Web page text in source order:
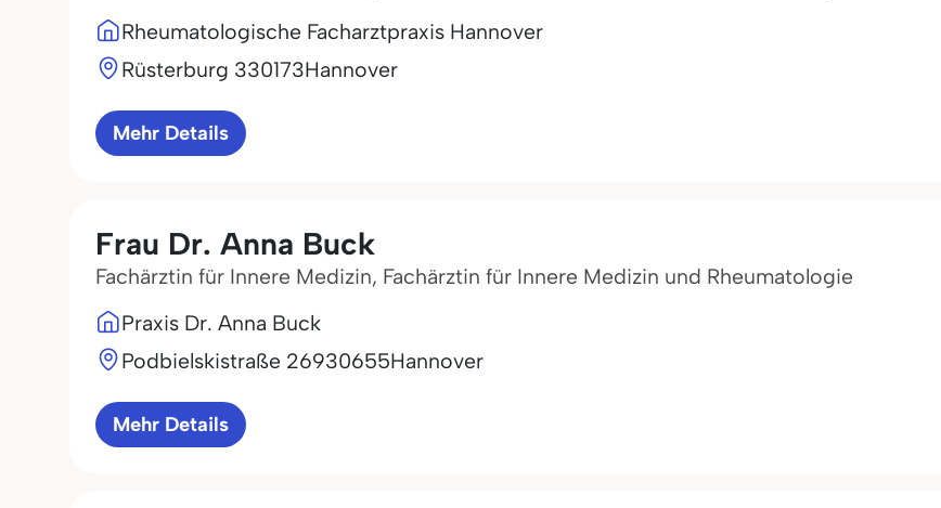
Rheumatologische Facharztpraxis Hannover
Rüsterburg 330173Hannover
Mehr Details
Frau Dr. Anna Buck
Fachärztin für Innere Medizin, Fachärztin für Innere Medizin und Rheumatologie
Praxis Dr. Anna Buck
Podbielskistraße 26930655Hannover
Mehr Details